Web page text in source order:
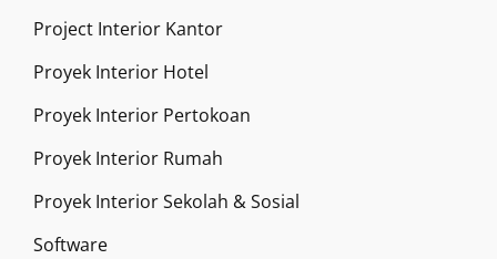
Project Interior Kantor
Proyek Interior Hotel
Proyek Interior Pertokoan
Proyek Interior Rumah
Proyek Interior Sekolah & Sosial
Software